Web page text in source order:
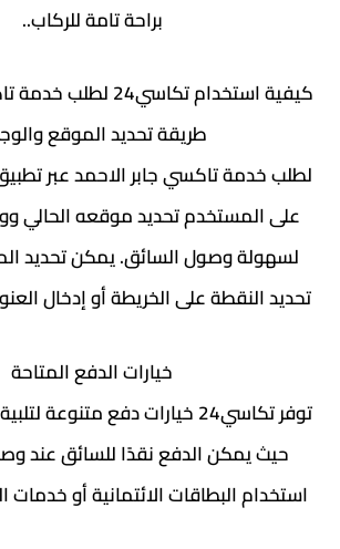
براحة تامة للركاب..
كيفية استخدام تكاسي24 لطلب خدمة تاكسي جابر الأحمد
طريقة تحديد الموقع
لطلب خدمة تاكسي جابر الاحمد عبر
على المستخدم تحديد موقعه الحالي
لسهولة وصول السائق. يمكن تحديد
تحديد النقطة على الخريطة أو إدخال
خيارات الدفع المتاحة
توفر تكاسي24 خيارات دفع متنوعة
حيث يمكن الدفع نقدًا للسائق عند
استخدام البطاقات الائتمانية أو خدمات